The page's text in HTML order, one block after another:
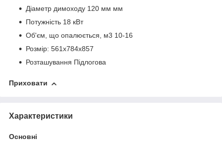
Діаметр димоходу 120 мм мм
Потужність 18 кВт
Об'єм, що опалюється, м3 10-16
Розмір: 561х784х857
Розташування Підлогова
Приховати
Характеристики
Основні